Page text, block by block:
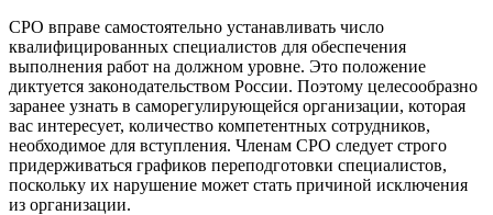
СРО вправе самостоятельно устанавливать число
квалифицированных специалистов для обеспечения
выполнения работ на должном уровне. Это положение
диктуется законодательством России. Поэтому целесообразно
заранее узнать в саморегулирующейся организации, которая
вас интересует, количество компетентных сотрудников,
необходимое для вступления. Членам СРО следует строго
придерживаться графиков переподготовки специалистов,
поскольку их нарушение может стать причиной исключения
из организации.